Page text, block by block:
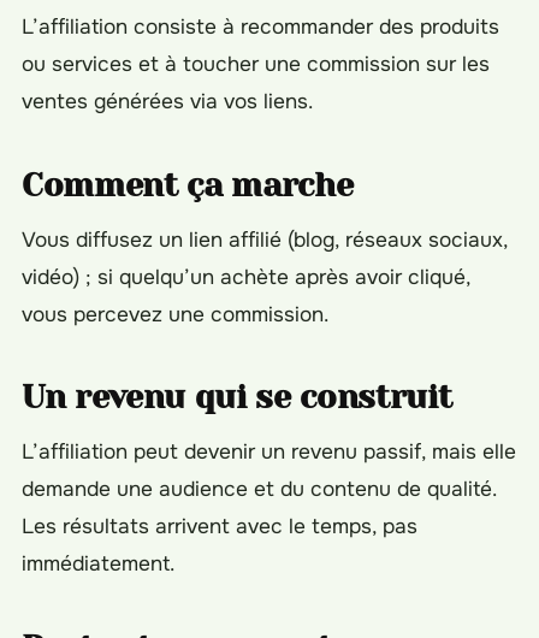
L’affiliation consiste à recommander des produits
ou services et à toucher une commission sur les
ventes générées via vos liens.
Comment ça marche
Vous diffusez un lien affilié (blog, réseaux sociaux,
vidéo) ; si quelqu’un achète après avoir cliqué,
vous percevez une commission.
Un revenu qui se construit
L’affiliation peut devenir un revenu passif, mais elle
demande une audience et du contenu de qualité.
Les résultats arrivent avec le temps, pas
immédiatement.